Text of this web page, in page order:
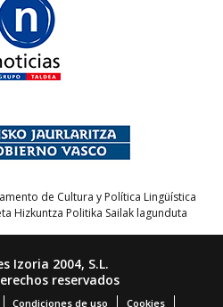
de Cultura y Política Lingüística
Hizkuntza Politika Sailak lagunduta
Izoria 2004, S.L.
reservados
Condiciones de uso Cookies